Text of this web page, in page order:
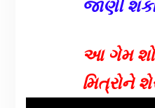
જાણી
આ ગેમ શો
મિત્રોને